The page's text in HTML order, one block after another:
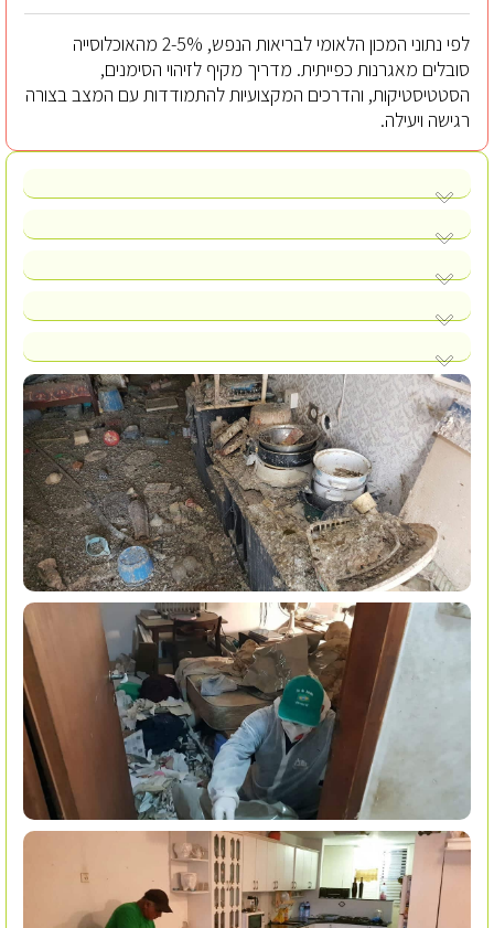
לפי נתוני המכון הלאומי לבריאות הנפש, 2-5% מהאוכלוסייה
סובלים מאגרנות כפייתית. מדריך מקיף לזיהוי הסימנים,
הסטטיסטיקות, והדרכים המקצועיות להתמודדות עם המצב בצורה
רגישה ויעילה.